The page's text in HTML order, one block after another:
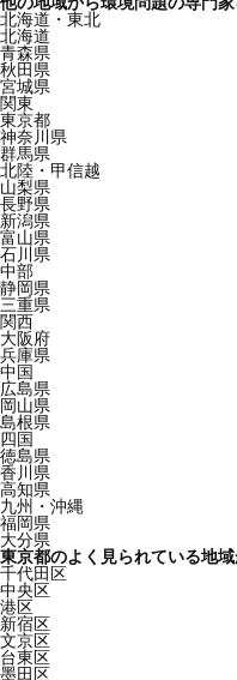
北海道・東北
北海道
青森県
秋田県
宮城県
関東
東京都
神奈川県
群馬県
北陸・甲信越
山梨県
長野県
新潟県
富山県
石川県
中部
静岡県
三重県
関西
大阪府
兵庫県
中国
広島県
岡山県
島根県
四国
徳島県
香川県
高知県
九州・沖縄
福岡県
大分県
東京都のよく見られている地
千代田区
中央区
港区
新宿区
文京区
台東区
墨田区